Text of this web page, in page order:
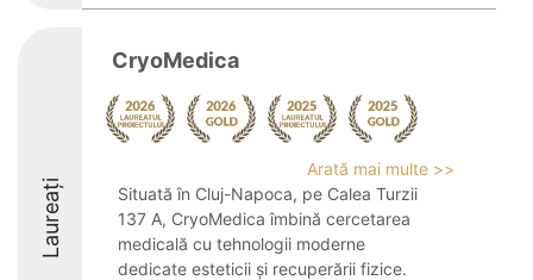
Laureați
CryoMedica
Arată mai multe >>
Situată în Cluj-Napoca, pe Calea Turzii
137 A, CryoMedica îmbină cercetarea
medicală cu tehnologii moderne
dedicate esteticii și recuperării fizice.